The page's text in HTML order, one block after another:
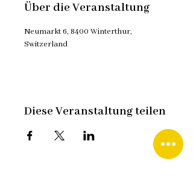
Über die Veranstaltung
Neumarkt 6, 8400 Winterthur,
Switzerland
Diese Veranstaltung teilen